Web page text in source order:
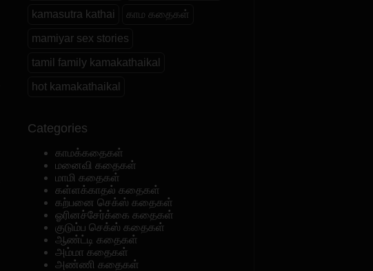
kamasutra kathai காம கதைகள்
mamiyar sex stories
tamil family kamakathaikal
hot kamakathaikal
Categories
காமக்கதைகள்
மனைவி கதைகள்
மாமி கதைகள்
கள்ளக்காதல் கதைகள்
கற்பனை செக்ஸ் கதைகள்
ஓரினச்சேர்க்கை கதைகள்
குடும்ப செக்ஸ் கதைகள்
ஆண்ட்டி கதைகள்
அம்மா கதைகள்
அண்ணி கதைகள்